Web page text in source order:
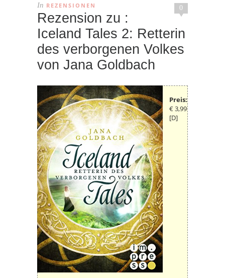
0
In REZENSIONEN
Rezension zu :
Iceland Tales 2: Retterin
des verborgenen Volkes
von Jana Goldbach
Preis:
€ 3,99
[D]